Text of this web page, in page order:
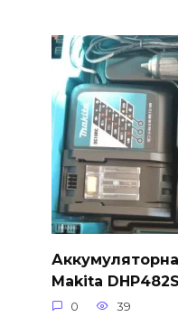
Makita
0 39